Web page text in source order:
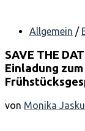
Allgemein /
SAVE THE
Einladung
von Monika